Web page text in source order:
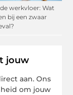
werkvloer: Wat
bij een zwaar
jouw
aan. Ons
om jouw